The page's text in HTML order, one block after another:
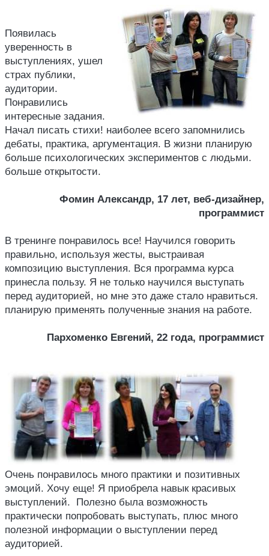
Появилась
уверенность в
выступлениях, ушел
страх публики,
аудитории.
Понравились
интересные задания.
Начал писать стихи! наиболее всего запомнились
дебаты, практика, аргументация. В жизни планирую
больше психологических экспериментов с людьми.
больше открытости.
Фомин Александр, 17 лет, веб-дизайнер,
программист
В тренинге понравилось все! Научился говорить
правильно, используя жесты, выстраивая
композицию выступления. Вся программа курса
принесла пользу. Я не только научился выступать
перед аудиторией, но мне это даже стало нравиться.
планирую применять полученные знания на работе.
Пархоменко Евгений, 22 года, программист
Очень понравилось много практики и позитивных
эмоций. Хочу еще! Я приобрела навык красивых
выступлений. Полезно была возможность
практически попробовать выступать, плюс много
полезной информации о выступлении перед
аудиторией.